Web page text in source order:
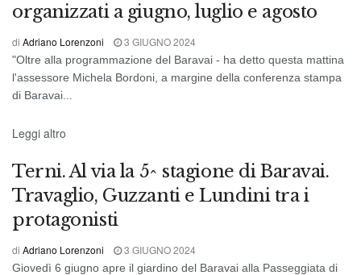
organizzati a giugno, luglio e agosto
di Adriano Lorenzoni 3 GIUGNO 2024
"Oltre alla programmazione del Baravai - ha detto questa mattina
l'assessore Michela Bordoni, a margine della conferenza stampa
di Baravai...
Leggi altro
CRONACA DI TERNI
Terni. Al via la 5^ stagione di Baravai.
Travaglio, Guzzanti e Lundini tra i
protagonisti
di Adriano Lorenzoni 3 GIUGNO 2024
Giovedì 6 giugno apre il giardino del Baravai alla Passeggiata di